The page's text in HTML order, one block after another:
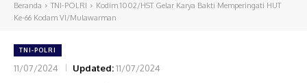
Beranda TNI-POLRI
Kodim 1002/HST Gelar Karya Bakti Memperingati HUT
Ke-66 Kodam VI/Mulawarman
TNI-POLRI
11/07/2024 Updated:11/07/2024